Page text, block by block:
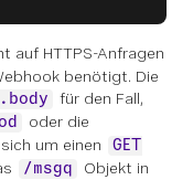
auf HTTPS-Anfragen
benötigt. Die
für den Fall,
oder die
um einen
GET
/msgq
Objekt in